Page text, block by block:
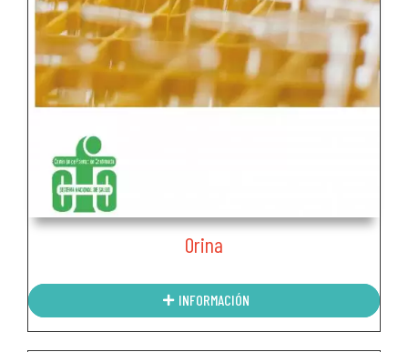
Orina
INFORMACIÓN